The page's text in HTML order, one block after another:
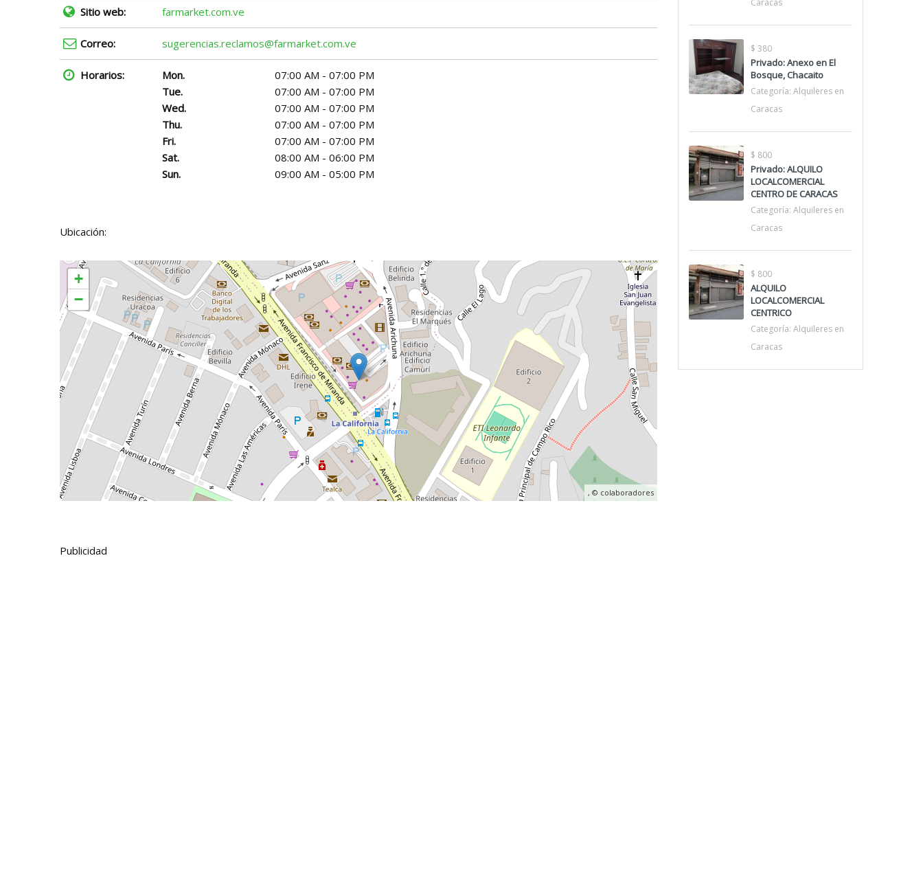
Sitio web: farmarket.com.ve
Correo: sugerencias.reclamos@farmarket.com.ve
Horarios: Mon.
07:00 AM - 07:00 PM
Tue.
07:00 AM - 07:00 PM
Wed.
07:00 AM - 07:00 PM
Thu.
07:00 AM - 07:00 PM
Fri.
07:00 AM - 07:00 PM
Sat.
08:00 AM - 06:00 PM
Sun.
09:00 AM - 05:00 PM
Ubicación:
+
−
, © colaboradores
Publicidad
Caracas
$ 380
Privado: Anexo en El
Bosque, Chacaito
Categoría: Alquileres en
Caracas
$ 800
Privado: ALQUILO
LOCALCOMERCIAL
CENTRO DE CARACAS
Categoría: Alquileres en
Caracas
$ 800
ALQUILO
LOCALCOMERCIAL
CENTRICO
Categoría: Alquileres en
Caracas